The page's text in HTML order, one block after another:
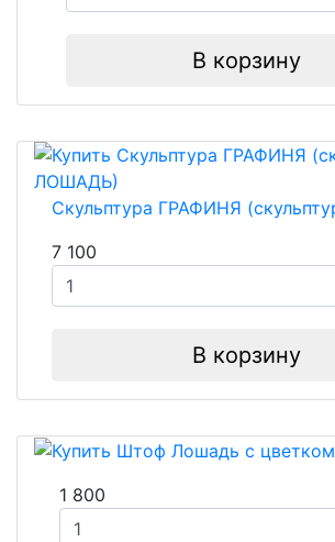
В корзину
Скульптура ГРАФИНЯ
7 100
В корзину
1 800